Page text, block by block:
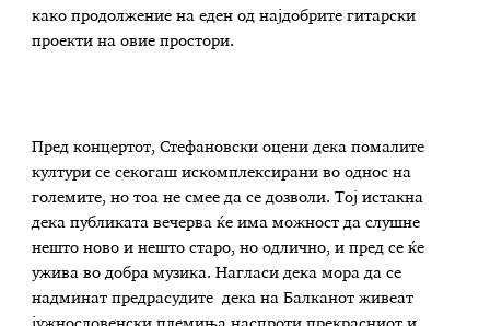
како продолжение на еден од најдобрите гитарски
проекти на овие простори.
Пред концертот, Стефановски оцени дека помалите
култури се секогаш искомплексирани во однос на
големите, но тоа не смее да се дозволи. Тој истакна
дека публиката вечерва ќе има можност да слушне
нешто ново и нешто старо, но одлично, и пред се ќе
ужива во добра музика. Нагласи дека мора да се
надминат предрасудите дека на Балканот живеат